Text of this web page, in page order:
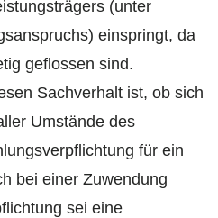
(unter
einspringt, da
geflossen sind.
Sachverhalt ist, ob sich
Umstände des
für ein
bei einer Zuwendung
sei eine